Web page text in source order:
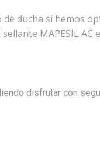
de ducha si hemos
MAPESIL
disfrutar con